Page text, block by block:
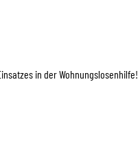
in der Wohnungslosenhilfe!